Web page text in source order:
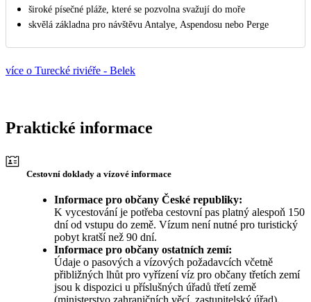
široké písečné pláže, které se pozvolna svažují do moře
skvělá základna pro návštěvu Antalye, Aspendosu nebo Perge
více o Turecké riviéře - Belek
Praktické informace
Cestovní doklady a vízové informace
Informace pro občany České republiky:
K vycestování je potřeba cestovní pas platný alespoň 150
dní od vstupu do země. Vízum není nutné pro turistický
pobyt kratší než 90 dní.
Informace pro občany ostatních zemí:
Údaje o pasových a vízových požadavcích včetně
přibližných lhůt pro vyřízení víz pro občany třetích zemí
jsou k dispozici u příslušných úřadů třetí země